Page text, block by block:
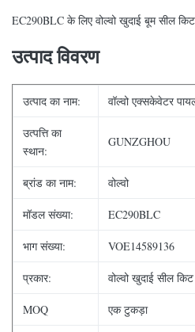
EC290BLC के लिए वोल्वो खुदाई बूम सील
उत्पाद विवरण
उत्पाद का नाम: वॉल्वो एक्सकेवेटर
उत्पत्ति का
स्थान:
GUNZGHOU
ब्रांड का नाम: वोल्वो
मॉडल संख्या: EC290BLC
भाग संख्या: VOE14589136
प्रकार: वोल्वो खुदाई सील किट
MOQ एक टुकड़ा